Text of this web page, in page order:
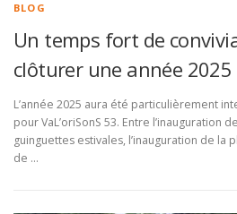
BLOG
Un temps fort de
clôturer une année
L’année 2025 aura été particulièrement
pour VaL’oriSonS 53. Entre l’inauguration
guinguettes estivales, l’inauguration de la
de …